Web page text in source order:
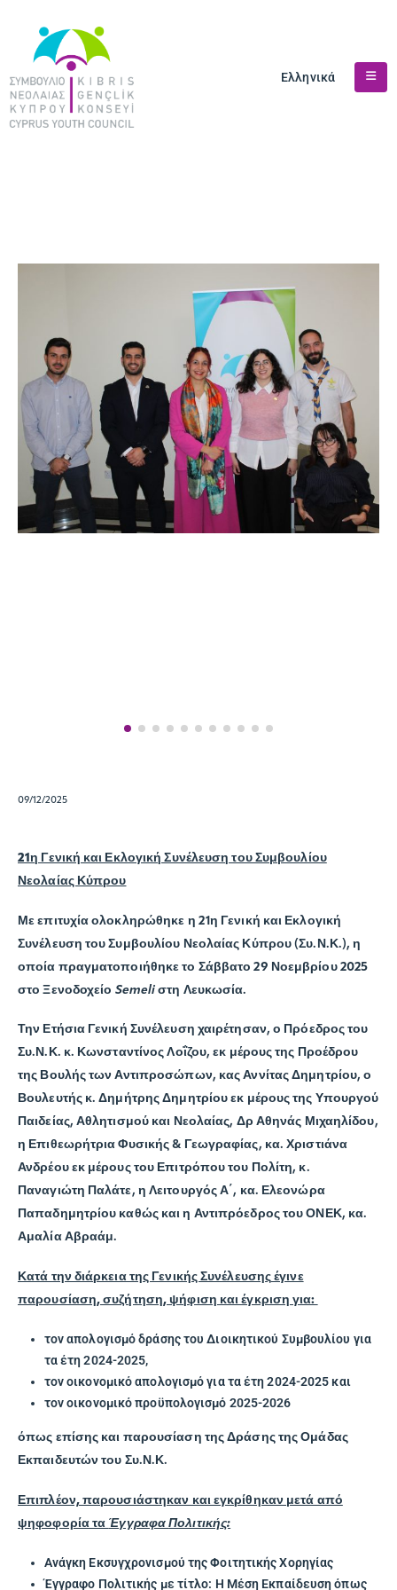
Ελληνικά
09/12/2025
21η Γενική και Εκλογική Συνέλευση του Συμβουλίου
Νεολαίας Κύπρου
Με επιτυχία ολοκληρώθηκε η 21η Γενική και Εκλογική
Συνέλευση του Συμβουλίου Νεολαίας Κύπρου (Συ.Ν.Κ.), η
οποία πραγματοποιήθηκε το Σάββατο 29 Νοεμβρίου 2025
στο Ξενοδοχείο Semeli στη Λευκωσία.
Την Ετήσια Γενική Συνέλευση χαιρέτησαν, ο Πρόεδρος του
Συ.Ν.Κ. κ. Κωνσταντίνος Λοΐζου, εκ μέρους της Προέδρου
της Βουλής των Αντιπροσώπων, κας Αννίτας Δημητρίου, ο
Βουλευτής κ. Δημήτρης Δημητρίου εκ μέρους της Υπουργού
Παιδείας, Αθλητισμού και Νεολαίας, Δρ Αθηνάς Μιχαηλίδου,
η Επιθεωρήτρια Φυσικής & Γεωγραφίας, κα. Χριστιάνα
Ανδρέου εκ μέρους του Επιτρόπου του Πολίτη, κ.
Παναγιώτη Παλάτε, η Λειτουργός Α΄, κα. Ελεονώρα
Παπαδημητρίου καθώς και η Αντιπρόεδρος του ΟΝΕΚ, κα.
Αμαλία Αβραάμ.
Κατά την διάρκεια της Γενικής Συνέλευσης έγινε
παρουσίαση, συζήτηση, ψήφιση και έγκριση για:
τον απολογισμό δράσης του Διοικητικού Συμβουλίου για
τα έτη 2024-2025,
τον οικονομικό απολογισμό για τα έτη 2024-2025 και
τον οικονομικό προϋπολογισμό 2025-2026
όπως επίσης και παρουσίαση της Δράσης της Ομάδας
Εκπαιδευτών του Συ.Ν.Κ.
Επιπλέον, παρουσιάστηκαν και εγκρίθηκαν μετά από
ψηφοφορία τα Έγγραφα Πολιτικής:
Ανάγκη Εκσυγχρονισμού της Φοιτητικής Χορηγίας
Έγγραφο Πολιτικής με τίτλο: Η Μέση Εκπαίδευση όπως